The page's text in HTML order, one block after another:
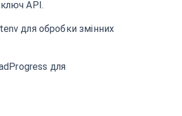
API.
для обробки змінних
для